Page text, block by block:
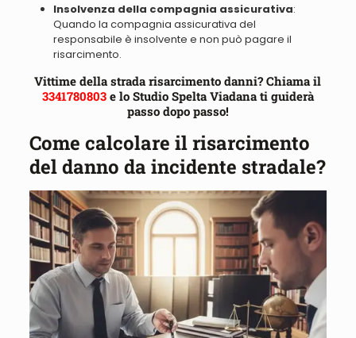
Insolvenza della compagnia assicurativa:
Quando la compagnia assicurativa del
responsabile è insolvente e non può pagare il
risarcimento.
Vittime della strada risarcimento danni? Chiama il
3341780803e lo Studio Spelta Viadana ti guiderà
passo dopo passo!
Come calcolare il risarcimento
del danno da incidente stradale?